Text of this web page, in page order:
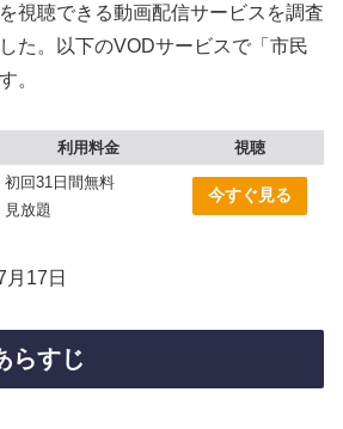
視聴できる動画配信サービスを調査
た。以下のVODサービスで「市民
。
利用料金
視聴
初回31日間無料
見放題
今すぐ見る
月17日
らすじ